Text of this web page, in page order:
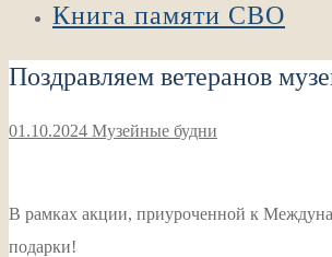
Книга памяти СВО
Поздравляем ветеранов
01.10.2024 Музейные будни
В рамках акции, приуроченной к
подарки!